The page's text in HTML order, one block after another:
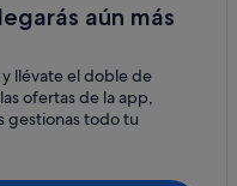
aún más
llévate el doble de
ofertas de la app,
gestionas todo tu